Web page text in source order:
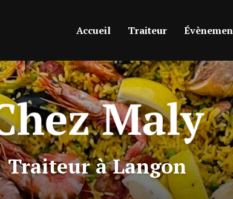
Accueil
Traiteur
Traiteur à Langon